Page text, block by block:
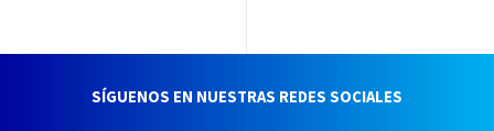
SÍGUENOS EN NUESTRAS REDES SOCIALES